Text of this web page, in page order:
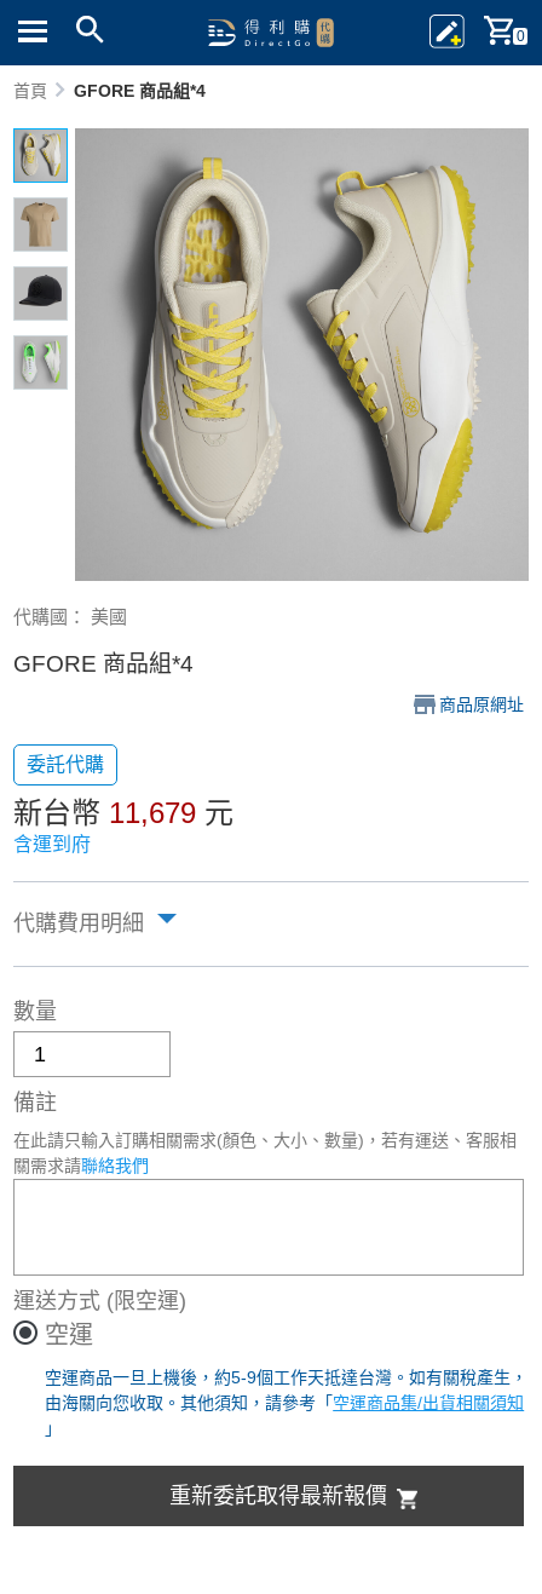
0
首頁 GFORE 商品組*4
代購國： 美國
GFORE 商品組*4
商品原網址
委託代購
新台幣 11,679 元
含運到府
代購費用明細
數量
備註
在此請只輸入訂購相關需求(顏色、大小、數量)，若有運送、客服相
關需求請聯絡我們
運送方式 (限空運)
空運
空運商品一旦上機後，約5-9個工作天抵達台灣。如有關稅產生，
由海關向您收取。其他須知，請參考「 空運商品集/出貨相關須知
」
重新委託取得最新報價